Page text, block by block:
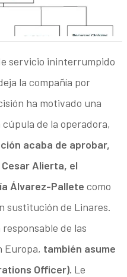
servicio ininterrumpido
la compañía por
ha motivado una
de la operadora,
acaba de aprobar,
Alierta, el
Álvarez-Pallete como
sustitución de Linares.
de las
Europa, también asume
Officer). Le